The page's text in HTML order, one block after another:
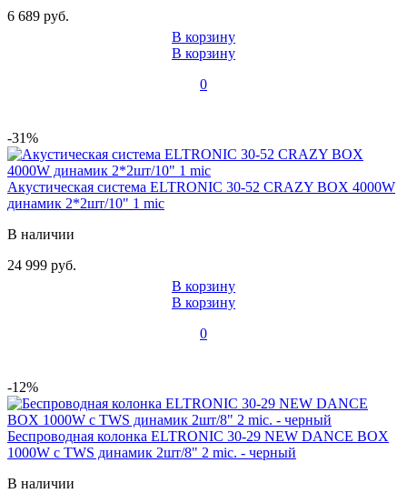
6 689 руб.
В корзину
В корзину
0
-31%
Акустическая система ELTRONIC 30-52 CRAZY BOX 4000W
динамик 2*2шт/10" 1 mic
В наличии
24 999 руб.
В корзину
В корзину
0
-12%
Беспроводная колонка ELTRONIC 30-29 NEW DANCE BOX
1000W с TWS динамик 2шт/8" 2 mic. - черный
В наличии